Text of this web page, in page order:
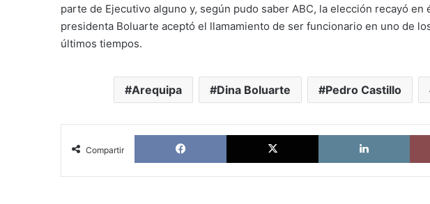
parte de Ejecutivo alguno y, según pudo saber ABC, la elección recayó
presidenta Boluarte aceptó el llamamiento de ser funcionario en uno de
últimos tiempos.
Arequipa Dina Boluarte Pedro Castillo
Compartir
Facebook X